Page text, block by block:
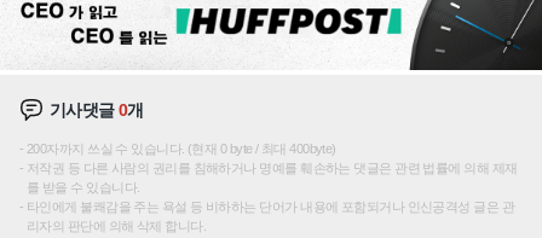
기사댓글0개
200자까지 쓰실 수 있습니다. (현재 0 byte / 최대 400byte)
저작권 등 다른 사람의 권리를 침해하거나 명예를 훼손하는 댓글은 관련 법률에 의해 제재
를 받을 수 있습니다.
타인에게 불쾌감을 주는 욕설 등 비하하는 단어가 내용에 포함되거나 인신공격성 글은 관
리자의 판단에 의해 삭제 합니다.